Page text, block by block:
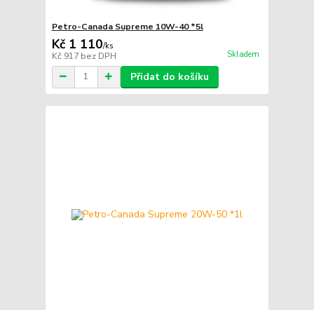
Petro-Canada Supreme 10W-40 *5l
Kč 1 110/ks
Kč 917 bez DPH Skladem
Přidat do košíku